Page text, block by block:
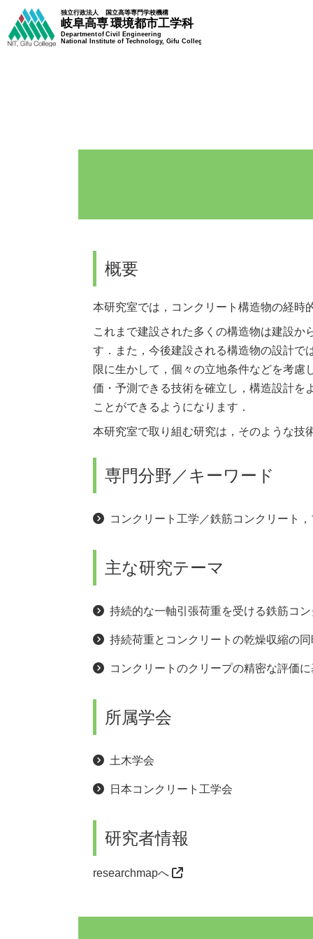
概要
本研究室では，コンクリート構造物の経時
これまで建設された多くの構造物は建設
す．また，今後建設される構造物の設計で
限に生かして，個々の立地条件などを考
価・予測できる技術を確立し，構造設計を
ことができるようになります．
本研究室で取り組む研究は，そのような技
専門分野／キーワード
コンクリート工学／鉄筋コンクリート
主な研究テーマ
持続的な一軸引張荷重を受ける鉄筋コ
持続荷重とコンクリートの乾燥収縮の
コンクリートのクリープの精密な評価
所属学会
土木学会
日本コンクリート工学会
研究者情報
researchmapへ